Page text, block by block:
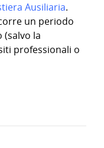
Ausiliaria.
un periodo
la
professionali o